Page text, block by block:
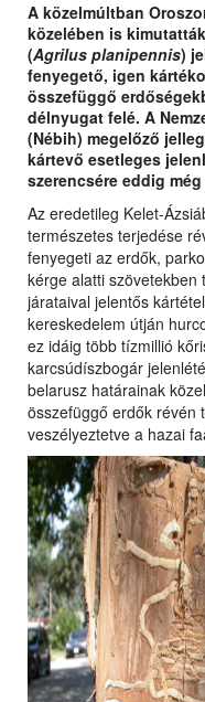
A közelmúltban
közelében is
(Agrilus planipennis)
fenyegető, igen
összefüggő
délnyugat felé. A
(Nébih) megelőző
kártevő esetleges
szerencsére eddig
Az eredetileg Kelet-
természetes terjedése
fenyegeti az erdők,
kérge alatti szövetekben
járataival jelentős
kereskedelem útján
ez idáig több tízmillió
karcsúdíszbogár
belarusz határainak
összefüggő erdők révén
veszélyeztetve a hazai